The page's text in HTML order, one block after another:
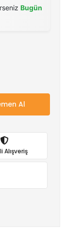
Bugün
Al
Alışveriş